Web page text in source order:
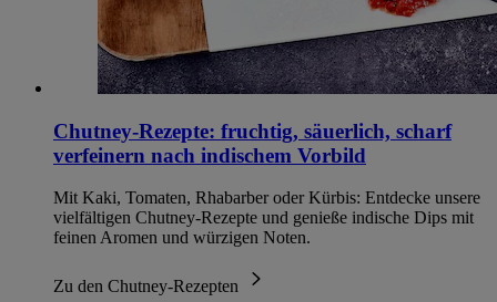
Chutney-Rezepte: fruchtig, säuerlich, scharf
verfeinern nach indischem Vorbild
Mit Kaki, Tomaten, Rhabarber oder Kürbis: Entdecke unsere
vielfältigen Chutney-Rezepte und genieße indische Dips mit
feinen Aromen und würzigen Noten.
Zu den Chutney-Rezepten